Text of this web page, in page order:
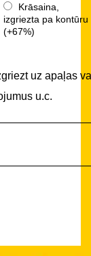
Krāsaina,
izgriezta pa kontūru
(+67%)
uz apaļas
u.c.